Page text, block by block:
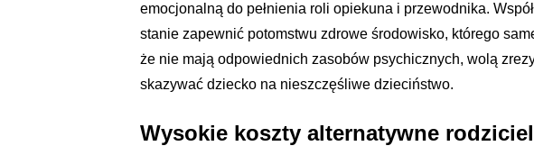
emocjonalną do pełnienia roli opiekuna i przewodnika.
stanie zapewnić potomstwu zdrowe środowisko, którego
że nie mają odpowiednich zasobów psychicznych, wolą
skazywać dziecko na nieszczęśliwe dzieciństwo.
Wysokie koszty alternatywne